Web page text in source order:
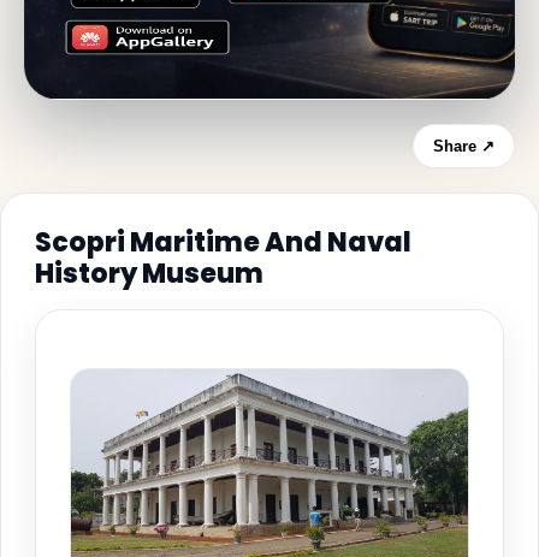
Share ↗
Scopri Maritime And Naval
History Museum